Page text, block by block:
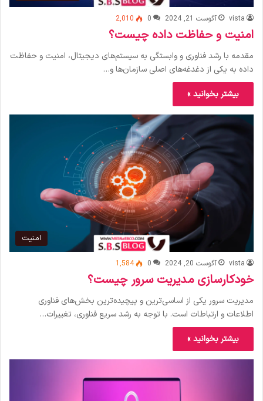
vista آگوست 21, 2024 0
2,010
امنیت و حفاظت داده چیست؟
مقدمه با رشد فناوری و وابستگی به سیستم‌های دیجیتال، امنیت و حفاظت
داده به یکی از دغدغه‌های اصلی سازمان‌ها و…
بیشتر بخوانید »
امنیت
vista آگوست 20, 2024 0
1,584
خودکارسازی مدیریت سرور چیست؟
مدیریت سرور یکی از اساسی‌ترین و پیچیده‌ترین بخش‌های فناوری
اطلاعات و ارتباطات است. با توجه به رشد سریع فناوری، تغییرات…
بیشتر بخوانید »